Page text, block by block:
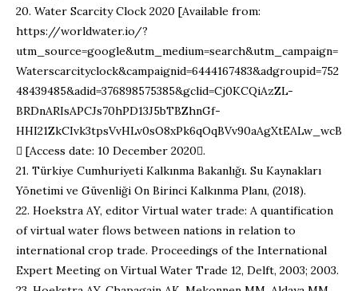
20. Water Scarcity Clock 2020 [Available from:
https://worldwater.io/?
utm_source=google&utm_medium=search&utm_campaign=
Waterscarcityclock&campaignid=6444167483&adgroupid=752
48439485&adid=376898575385&gclid=Cj0KCQiAzZL-
BRDnARIsAPCJs70hPD13J5bTBZhnGf-
HHI21ZkCIvk3tpsVvHLv0sO8xPk6qOqBVv90aAgXtEALw_wcB
 [Access date: 10 December 2020.
21. Türkiye Cumhuriyeti Kalkınma Bakanlığı. Su Kaynakları
Yönetimi ve Güvenliği On Birinci Kalkınma Planı, (2018).
22. Hoekstra AY, editor Virtual water trade: A quantification
of virtual water flows between nations in relation to
international crop trade. Proceedings of the International
Expert Meeting on Virtual Water Trade 12, Delft, 2003; 2003.